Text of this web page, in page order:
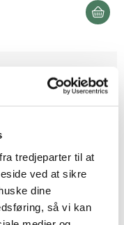
tredjeparter til at
ved at sikre
dine
så vi kan